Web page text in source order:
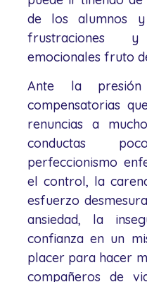
de los alumnos
frustraciones
emocionales fruto
Ante la presión
compensatorias
renuncias a
conductas
perfeccionismo
el control, la
esfuerzo
ansiedad, la
confianza en un
placer para hacer
compañeros de